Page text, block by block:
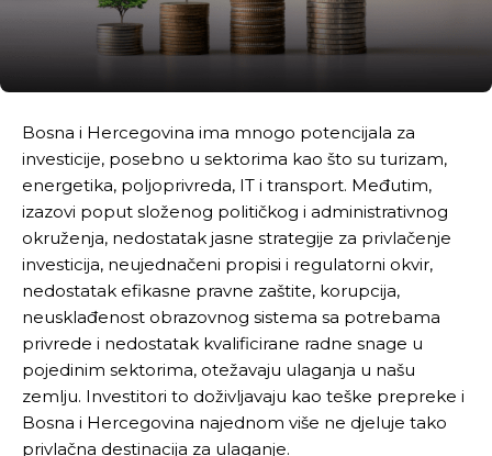
Bosna i Hercegovina ima mnogo potencijala za
investicije, posebno u sektorima kao što su turizam,
energetika, poljoprivreda, IT i transport. Međutim,
izazovi poput složenog političkog i administrativnog
okruženja, nedostatak jasne strategije za privlačenje
investicija, neujednačeni propisi i regulatorni okvir,
nedostatak efikasne pravne zaštite, korupcija,
neusklađenost obrazovnog sistema sa potrebama
privrede i nedostatak kvalificirane radne snage u
pojedinim sektorima, otežavaju ulaganja u našu
zemlju. Investitori to doživljavaju kao teške prepreke i
Bosna i Hercegovina najednom više ne djeluje tako
privlačna destinacija za ulaganje.